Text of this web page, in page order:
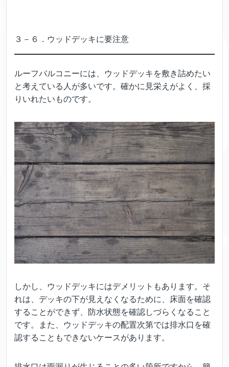
３－６．ウッドデッキに要注意
ルーフバルコニーには、ウッドデッキを敷き詰めたい
と考えている人が多いです。確かに見栄えがよく、採
りいれたいものです。
しかし、ウッドデッキにはデメリットもあります。そ
れは、デッキの下が見えなくなるために、床面を確認
することができず、防水状態を確認しづらくなること
です。また、ウッドデッキの配置次第では排水口を確
認することもできないケースがあります。